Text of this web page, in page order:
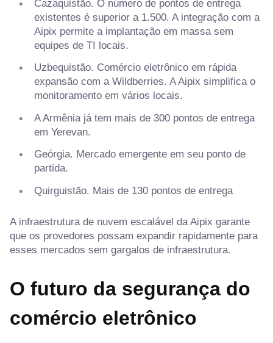
Cazaquistão. O número de pontos de entrega
existentes é superior a 1.500. A integração com a
Aipix permite a implantação em massa sem
equipes de TI locais.
Uzbequistão. Comércio eletrônico em rápida
expansão com a Wildberries. A Aipix simplifica o
monitoramento em vários locais.
A Armênia já tem mais de 300 pontos de entrega
em Yerevan.
Geórgia. Mercado emergente em seu ponto de
partida.
Quirguistão. Mais de 130 pontos de entrega
A infraestrutura de nuvem escalável da Aipix garante
que os provedores possam expandir rapidamente para
esses mercados sem gargalos de infraestrutura.
O futuro da segurança do
comércio eletrônico